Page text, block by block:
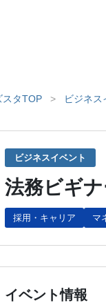
スタTOP > ビジネス
ビジネスイベント
法務ビギ
採用・キャリア マ
イベント情報